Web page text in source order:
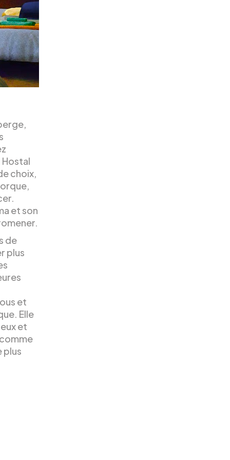
Hostal
choix,
et son
de
plus
et
Elle
et
plus